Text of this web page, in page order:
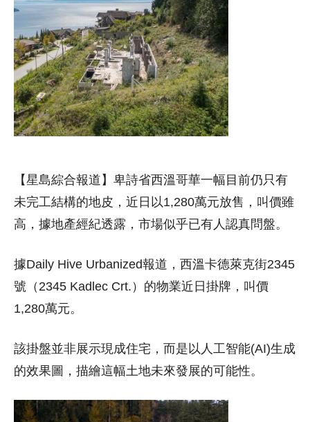
【星島綜合報道】卑詩省西溫哥華一幅目前仍只有
未完工結構的地皮，近日以1,280萬元放售，叫價雖
高，據地產經紀透露，市場似乎已有人認真問盤。
據Daily Hive Urbanized報道，西溫卡德萊克街2345
號（2345 Kadlec Crt.）的物業近日掛牌，叫價
1,280萬元。
該掛盤並非展示現成住宅，而是以人工智能(AI)生成
的效果圖，描繪這幅土地未來發展的可能性。